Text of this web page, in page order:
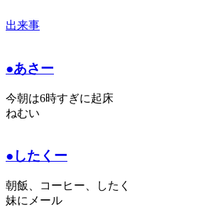
出来事
●あさー
今朝は6時すぎに起床
ねむい
●したくー
朝飯、コーヒー、したく
妹にメール